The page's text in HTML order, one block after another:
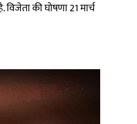
की घोषणा 21 मार्च